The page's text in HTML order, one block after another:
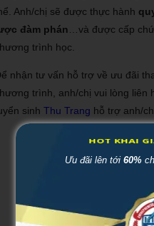
Anh/chị sẽ được thực hành
đàm phán …và được cấp
trình học.
nhận tư vấn hỗ trợ về ưu đãi
trình, anh/chị vui lòng liên
sinhThu Trang hỗ trợ anh/
HOT KHAI
Ưu đãi lên tới 60%